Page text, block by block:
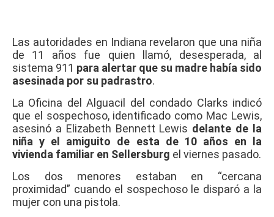
Las autoridades en Indiana revelaron que una niña
de 11 años fue quien llamó, desesperada, al
sistema 911 para alertar que su madre había sido
asesinada por su padrastro.
La Oficina del Alguacil del condado Clarks indicó
que el sospechoso, identificado como Mac Lewis,
asesinó a Elizabeth Bennett Lewis delante de la
niña y el amiguito de esta de 10 años en la
vivienda familiar en Sellersburg el viernes pasado.
Los dos menores estaban en “cercana
proximidad” cuando el sospechoso le disparó a la
mujer con una pistola.